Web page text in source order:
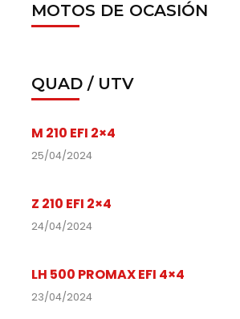
MOTOS DE OCASIÓN
QUAD / UTV
M 210 EFI 2×4
25/04/2024
Z 210 EFI 2×4
24/04/2024
LH 500 PROMAX EFI 4×4
23/04/2024